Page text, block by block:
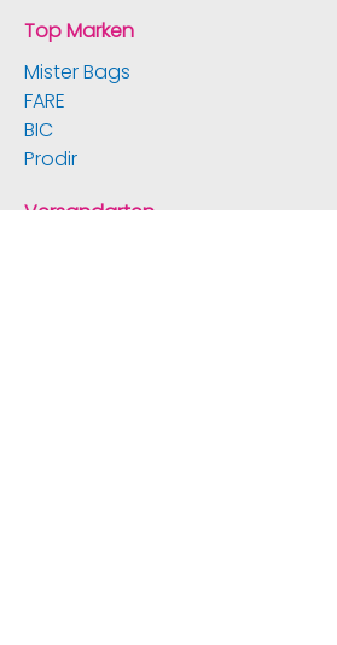
Top Marken
Mister Bags
FARE
BIC
Prodir
Versandarten